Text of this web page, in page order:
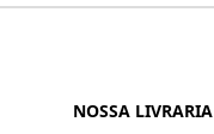
NOSSA LIVRARIA